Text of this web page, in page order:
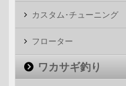
カスタム･チューニング
フローター
ワカサギ釣り